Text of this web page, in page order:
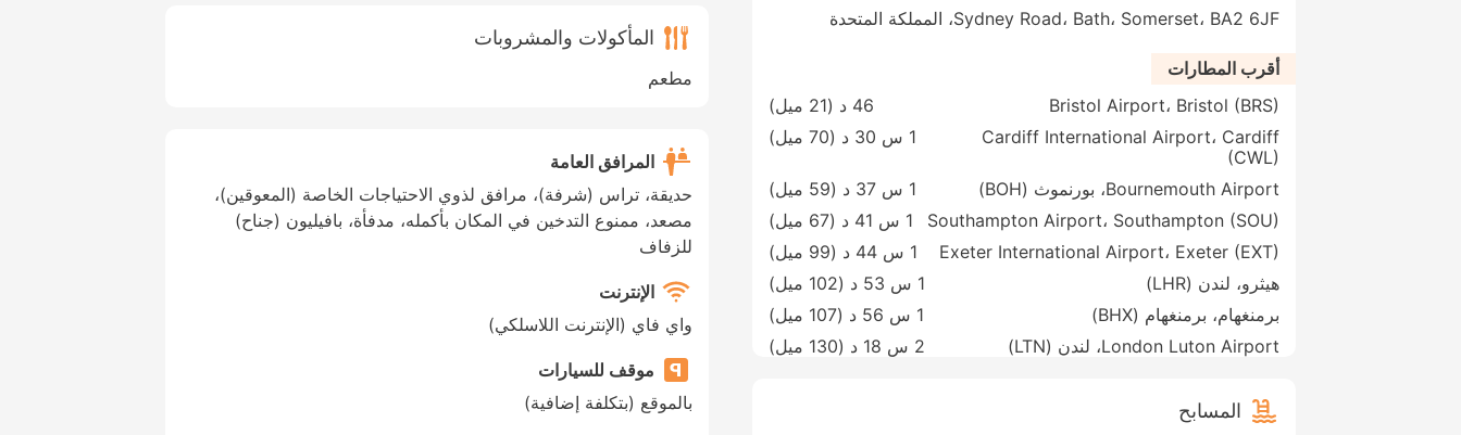
Sydney Road، Bath، Somerset، BA2 6JF، المملكة المتحدة
أقرب المطارات
Bristol Airport، Bristol (BRS)
46 د ( 21 ميل
)
Cardiff International Airport، Cardiff
(CWL)
1 س 30 د ( 70 ميل )
Bournemouth Airport، بورنموث (BOH) 1 س 37 د ( 59 ميل
)
Southampton Airport، Southampton (SOU)
1 س 41 د ( 67 ميل
)
Exeter International Airport، Exeter (EXT)
1 س 44 د ( 99 ميل
)
هيثرو، لندن (LHR)
1 س 53 د ( 102 ميل
)
برمنغهام، برمنغهام (BHX)
1 س 56 د ( 107 ميل
)
London Luton Airport، لندن (LTN)
2 س 18 د ( 130 ميل )
المسابح
المأكولات والمشروبات
مطعم
المرافق العامة
حديقة، تراس (شرفة)، مرافق لذوي الاحتياجات الخاصة (المعوقين)،
مصعد، ممنوع التدخين في المكان بأكمله، مدفأة، بافيليون (جناح)
للزفاف
الإنترنت
واي فاي (الإنترنت اللاسلكي)
موقف للسيارات
بالموقع (بتكلفة إضافية)